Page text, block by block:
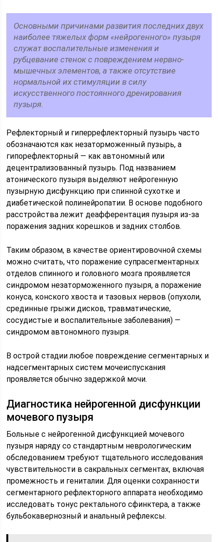
Основными причинами раз­вития последних двух
наиболее тяжелых форм «нейрогенного» пузыря
служат воспалительные изменения и
рубцевание стенок с повреждением нервно-
мышечных элементов, а также отсутствие
нормальной их стиму­ляции в силу
искусственного постоянного дренирования
пузыря.
Рефлекторный и гиперрефлекторный пузырь часто
обозначаются как незаторможенный пузырь, а
гипорефлекторный — как автономный или
децентрализованный пузырь. Под названием
атонического пузыря выделяют нейрогенную
пузырную дисфункцию при спинной сухотке и
диабетической полинейропатии. В основе подобного
расстройства лежит деафферентация пузыря из-за
поражения задних корешков и задних столбов.
Таким образом, в качестве ориентировочной схемы
можно считать, что поражение супрасегментарных
отделов спинного и головного мозга про­является
синдромом незаторможенного пузыря, а поражение
конуса, кон­ского хвоста и тазовых нервов (опухоли,
срединные грыжи дисков, травма­тические,
сосудистые и воспалительные заболевания) —
синдромом автоно­много пузыря.
В острой стадии любое повреждение сегментарных и
надсегментарных систем мочеиспускания
проявляется обычно задержкой мочи.
Диагностика нейрогенной дисфункции
мочевого пузыря
Больные с нейрогенной дисфункцией мочевого
пузыря наряду со стандартным неврологи­ческим
обследованием требуют тщательного исследования
чувствительности в сакральных сегментах, включая
промежность и гениталии. Для оценки сохранности
сегментарного рефлекторного аппарата необхо­димо
исследовать тонус ректального сфинктера, а также
бульбокавернозный и анальный рефлексы.